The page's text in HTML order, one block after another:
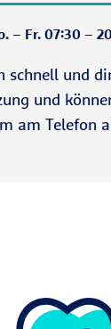
an
– Fr. 07:30 –
schnell und
und
am Telefon